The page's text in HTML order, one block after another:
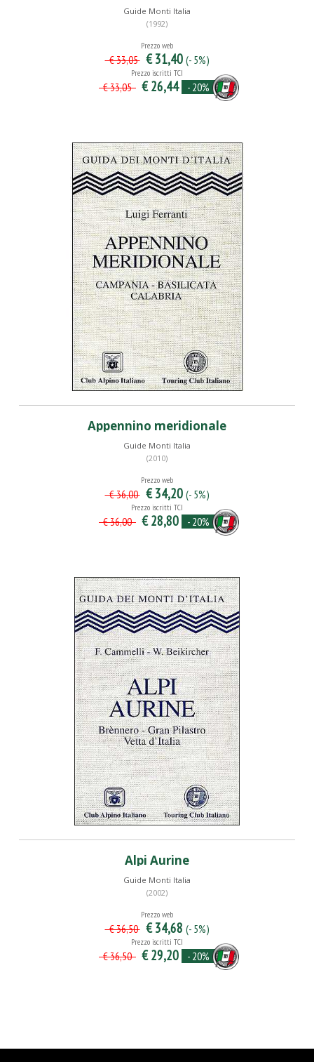
Guide Monti Italia
(1992)
Prezzo web
€ 33,05 € 31,40 (- 5%)
Prezzo iscritti TCI
€ 33,05 € 26,44 - 20%
Appennino meridionale
Guide Monti Italia
(2010)
Prezzo web
€ 36,00 € 34,20 (- 5%)
Prezzo iscritti TCI
€ 36,00 € 28,80 - 20%
Alpi Aurine
Guide Monti Italia
(2002)
Prezzo web
€ 36,50 € 34,68 (- 5%)
Prezzo iscritti TCI
€ 36,50 € 29,20 - 20%